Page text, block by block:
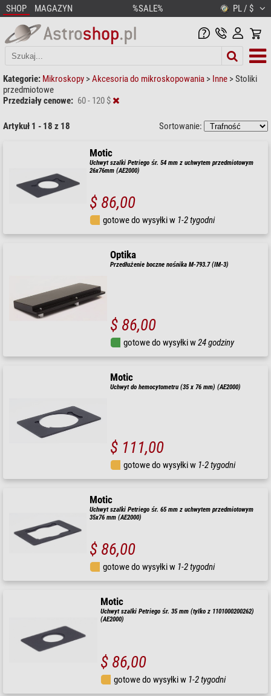
SHOP MAGAZYN %SALE% PL / $
Kategorie: Mikroskopy >Akcesoria do mikroskopowania > Inne >Stoliki
przedmiotowe
Przedziały cenowe: 60 - 120 $
Artykuł 1 - 18 z 18 Sortowanie:
Motic
Uchwyt szalki Petriego śr. 54 mm z uchwytem przedmiotowym
26x76mm (AE2000)
$ 86,00
gotowe do wysyłki w 1-2 tygodni
Optika
Przedłużenie boczne nośnika M-793.7 (IM-3)
$ 86,00
gotowe do wysyłki w24 godziny
Motic
Uchwyt do hemocytometru (35 x 76 mm) (AE2000)
$ 111,00
gotowe do wysyłki w 1-2 tygodni
Motic
Uchwyt szalki Petriego śr. 65 mm z uchwytem przedmiotowym
35x76 mm (AE2000)
$ 86,00
gotowe do wysyłki w 1-2 tygodni
Motic
Uchwyt szalki Petriego śr. 35 mm (tylko z 1101000200262)
(AE2000)
$ 86,00
gotowe do wysyłki w 1-2 tygodni